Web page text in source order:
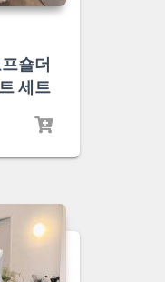
숄더
세트